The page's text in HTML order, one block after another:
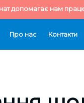
допомагає нам
Про нас Контакти